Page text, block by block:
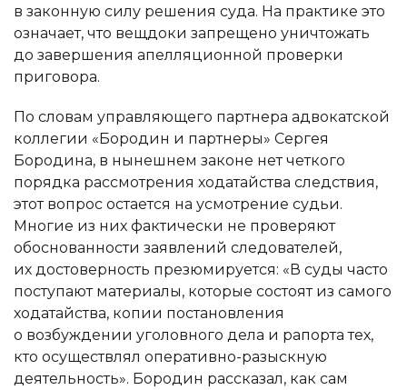
в законную силу решения суда. На практике это
означает, что вещдоки запрещено уничтожать
до завершения апелляционной проверки
приговора.
По словам управляющего партнера адвокатской
коллегии «Бородин и партнеры» Сергея
Бородина, в нынешнем законе нет четкого
порядка рассмотрения ходатайства следствия,
этот вопрос остается на усмотрение судьи.
Многие из них фактически не проверяют
обоснованности заявлений следователей,
их достоверность презюмируется: «В суды часто
поступают материалы, которые состоят из самого
ходатайства, копии постановления
о возбуждении уголовного дела и рапорта тех,
кто осуществлял оперативно-разыскную
деятельность». Бородин рассказал, как сам